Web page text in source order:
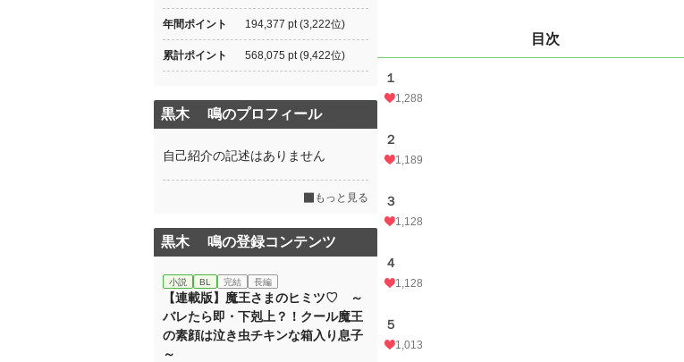
目次
１
1,288
２
1,189
３
1,128
４
1,128
５
1,013
年間ポイント 194,377 pt (3,222位)
累計ポイント 568,075 pt (9,422位)
黒木 鳴のプロフィール
自己紹介の記述はありません
もっと見る
黒木 鳴の登録コンテンツ
小説 BL 完結 長編
【連載版】魔王さまのヒミツ♡ ～
バレたら即・下剋上？！クール魔王
の素顔は泣き虫チキンな箱入り息子
～